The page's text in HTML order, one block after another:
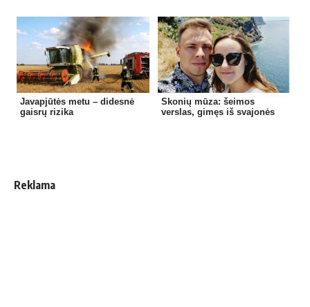
Javapjūtės metu – didesnė
gaisrų rizika
Skonių mūza: šeimos
verslas, gimęs iš svajonės
Reklama